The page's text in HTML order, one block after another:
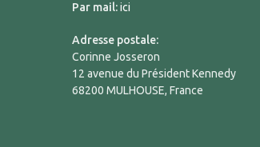
Par mail:ici
Adresse postale:
Corinne Josseron
12 avenue du Président Kennedy
68200 MULHOUSE, France